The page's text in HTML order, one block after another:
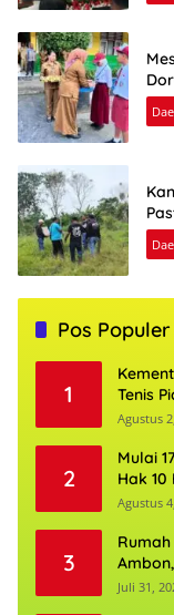
Pos Populer
1
Tenis
Agustus
2
Mulai
Hak
Agustus
3
Boleh
Juli 31,